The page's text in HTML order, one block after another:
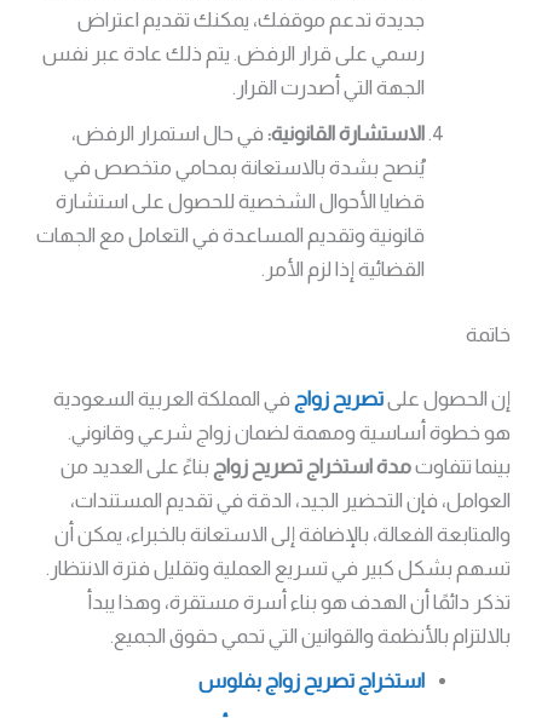
جديدة تدعم موقفك، يمكنك تقديم اعتراض
رسمي على قرار الرفض. يتم ذلك عادة عبر نفس
الجهة التي أصدرت القرار.
الاستشارة القانونية: في حال استمرار الرفض،
يُنصح بشدة بالاستعانة بمحامي متخصص في
قضايا الأحوال الشخصية للحصول على استشارة
قانونية وتقديم المساعدة في التعامل مع الجهات
القضائية إذا لزم الأمر.
خاتمة
إن الحصول علىتصريح زواج في المملكة العربية السعودية
هو خطوة أساسية ومهمة لضمان زواج شرعي وقانوني.
بينما تتفاوتمدة استخراج تصريح زواج بناءً على العديد من
العوامل، فإن التحضير الجيد، الدقة في تقديم المستندات،
والمتابعة الفعالة، بالإضافة إلى الاستعانة بالخبراء، يمكن أن
تسهم بشكل كبير في تسريع العملية وتقليل فترة الانتظار.
تذكر دائمًا أن الهدف هو بناء أسرة مستقرة، وهذا يبدأ
بالالتزام بالأنظمة والقوانين التي تحمي حقوق الجميع.
استخراج تصريح زواج بفلوس